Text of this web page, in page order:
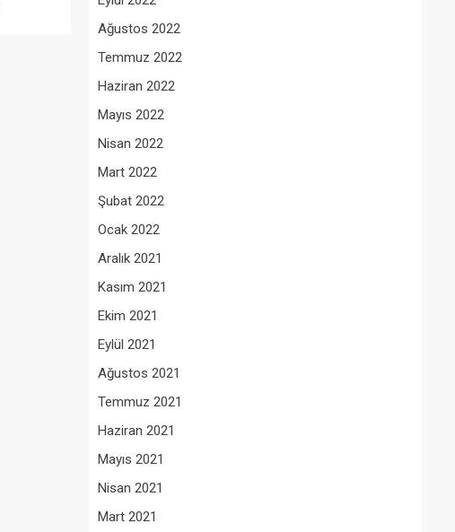
Ağustos 2022
Temmuz 2022
Haziran 2022
Mayıs 2022
Nisan 2022
Mart 2022
Şubat 2022
Ocak 2022
Aralık 2021
Kasım 2021
Ekim 2021
Eylül 2021
Ağustos 2021
Temmuz 2021
Haziran 2021
Mayıs 2021
Nisan 2021
Mart 2021